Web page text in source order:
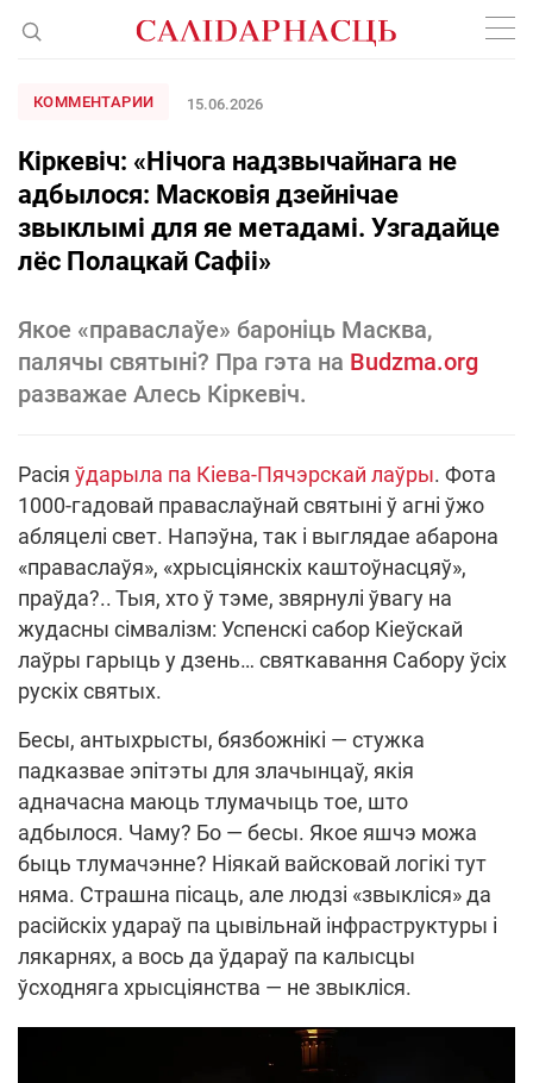
КОММЕНТАРИИ 15.06.2026
Кіркевіч: «Нічога надзвычайнага не
адбылося: Масковія дзейнічае
звыклымі для яе метадамі. Узгадайце
лёс Полацкай Сафіі»
Якое «праваслаўе» бароніць Масква,
палячы святыні? Пра гэта на Budzma.org
разважае Алесь Кіркевіч.
Расія ўдарыла па Кіева-Пячэрскай лаўры. Фота
1000-гадовай праваслаўнай святыні ў агні ўжо
абляцелі свет. Напэўна, так і выглядае абарона
«праваслаўя», «хрысціянскіх каштоўнасцяў»,
праўда?.. Тыя, хто ў тэме, звярнулі ўвагу на
жудасны сімвалізм: Успенскі сабор Кіеўскай
лаўры гарыць у дзень… святкавання Сабору ўсіх
рускіх святых.
Бесы, антыхрысты, бязбожнікі — стужка
падказвае эпітэты для злачынцаў, якія
адначасна маюць тлумачыць тое, што
адбылося. Чаму? Бо — бесы. Якое яшчэ можа
быць тлумачэнне? Ніякай вайсковай логікі тут
няма. Страшна пісаць, але людзі «звыкліся» да
расійскіх удараў па цывільнай інфраструктуры і
лякарнях, а вось да ўдараў па калысцы
ўсходняга хрысціянства — не звыкліся.